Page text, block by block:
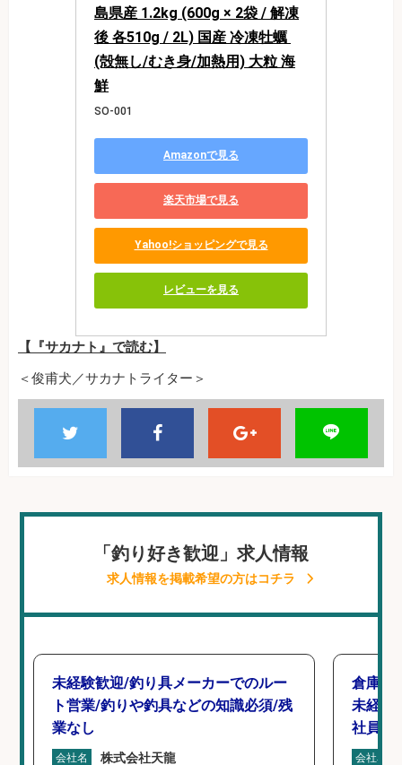
島県産 1.2kg (600g × 2袋 / 解凍
後 各510g / 2L) 国産 冷凍牡蠣
(殻無し/むき身/加熱用) 大粒 海
鮮
SO-001
Amazonで見る
楽天市場で見る
Yahoo!ショッピングで見る
レビューを見る
【『サカナト』で読む】
＜俊甫犬／サカナトライター＞
「釣り好き歓迎」求人情報
求人情報を掲載希望の方はコチラ
未経験歓迎/釣り具メーカーでのルー
ト営業/釣りや釣具などの知識必須/残
業なし
会社名 株式会社天龍
倉庫で
未経験
社員登
会社名